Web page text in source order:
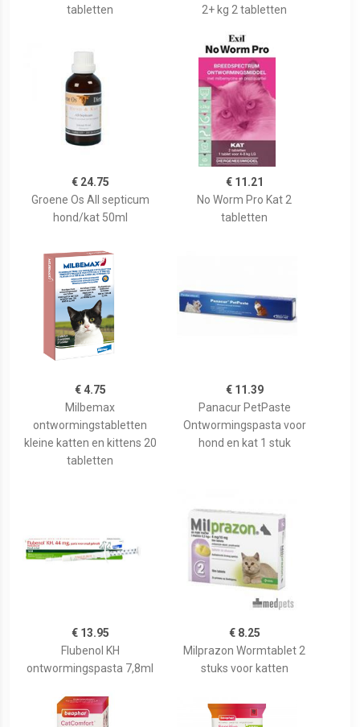
tabletten
2+ kg 2 tabletten
€ 24.75
Groene Os All septicum
hond/kat 50ml
€ 11.21
No Worm Pro Kat 2
tabletten
€ 4.75
Milbemax
ontwormingstabletten
kleine katten en kittens 20
tabletten
€ 11.39
Panacur PetPaste
Ontwormingspasta voor
hond en kat 1 stuk
€ 13.95
Flubenol KH
ontwormingspasta 7,8ml
€ 8.25
Milprazon Wormtablet 2
stuks voor katten